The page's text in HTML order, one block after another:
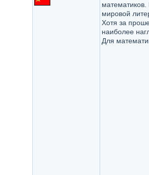
мировой
Хотя за
наиболее
Для